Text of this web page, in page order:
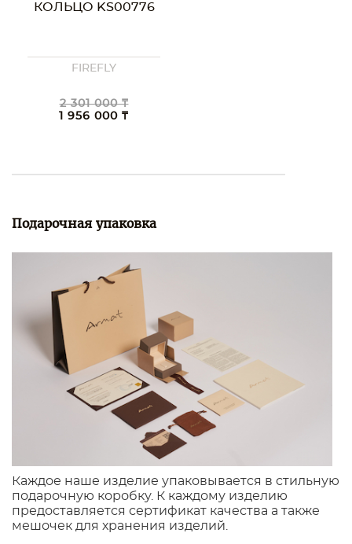
КОЛЬЦО KS00776
FIREFLY
2 301 000 ₸
1 956 000 ₸
Подарочная упаковка
Каждое наше изделие упаковывается в стильную
подарочную коробку. К каждому изделию
предоставляется сертификат качества а также
мешочек для хранения изделий.